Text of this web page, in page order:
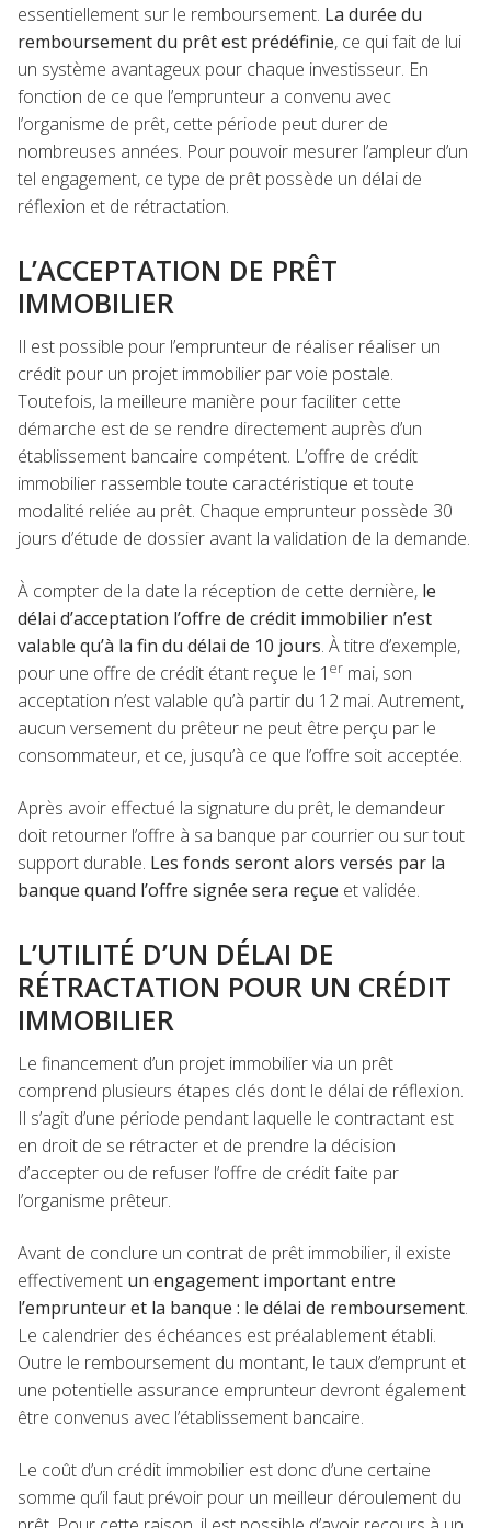
essentiellement sur le remboursement. La durée du
remboursement du prêt est prédéfinie, ce qui fait de lui
un système avantageux pour chaque investisseur. En
fonction de ce que l’emprunteur a convenu avec
l’organisme de prêt, cette période peut durer de
nombreuses années. Pour pouvoir mesurer l’ampleur d’un
tel engagement, ce type de prêt possède un délai de
réflexion et de rétractation.
L’ACCEPTATION DE PRÊT
IMMOBILIER
Il est possible pour l’emprunteur de réaliser réaliser un
crédit pour un projet immobilier par voie postale.
Toutefois, la meilleure manière pour faciliter cette
démarche est de se rendre directement auprès d’un
établissement bancaire compétent. L’offre de crédit
immobilier rassemble toute caractéristique et toute
modalité reliée au prêt. Chaque emprunteur possède 30
jours d’étude de dossier avant la validation de la demande.
À compter de la date la réception de cette dernière, le
délai d’acceptation l’offre de crédit immobilier n’est
valable qu’à la fin du délai de 10 jours. À titre d’exemple,
pour une offre de crédit étant reçue le 1 er mai, son
acceptation n’est valable qu’à partir du 12 mai. Autrement,
aucun versement du prêteur ne peut être perçu par le
consommateur, et ce, jusqu’à ce que l’offre soit acceptée.
Après avoir effectué la signature du prêt, le demandeur
doit retourner l’offre à sa banque par courrier ou sur tout
support durable. Les fonds seront alors versés par la
banque quand l’offre signée sera reçue et validée.
L’UTILITÉ D’UN DÉLAI DE
RÉTRACTATION POUR UN CRÉDIT
IMMOBILIER
Le financement d’un projet immobilier via un prêt
comprend plusieurs étapes clés dont le délai de réflexion.
Il s’agit d’une période pendant laquelle le contractant est
en droit de se rétracter et de prendre la décision
d’accepter ou de refuser l’offre de crédit faite par
l’organisme prêteur.
Avant de conclure un contrat de prêt immobilier, il existe
effectivement un engagement important entre
l’emprunteur et la banque : le délai de remboursement.
Le calendrier des échéances est préalablement établi.
Outre le remboursement du montant, le taux d’emprunt et
une potentielle assurance emprunteur devront également
être convenus avec l’établissement bancaire.
Le coût d’un crédit immobilier est donc d’une certaine
somme qu’il faut prévoir pour un meilleur déroulement du